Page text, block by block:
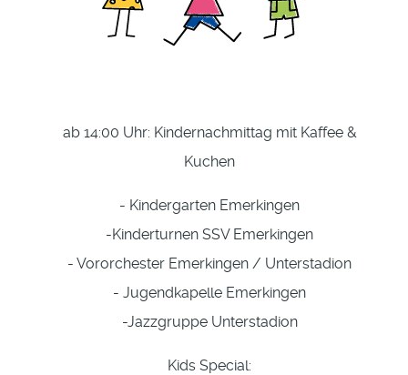
ab 14:00 Uhr: Kindernachmittag mit Kaffee &
Kuchen
- Kindergarten Emerkingen
-Kinderturnen SSV Emerkingen
- Vororchester Emerkingen / Unterstadion
- Jugendkapelle Emerkingen
-Jazzgruppe Unterstadion
Kids Special: